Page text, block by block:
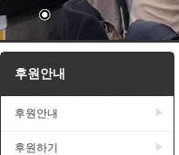
후원안내
후원안내 ▶
후원하기 ▶